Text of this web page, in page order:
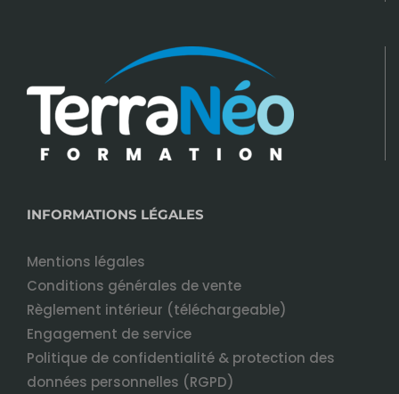
INFORMATIONS LÉGALES
Mentions légales
Conditions générales de vente
Règlement intérieur (téléchargeable)
Engagement de service
Politique de confidentialité & protection des
données personnelles (RGPD)